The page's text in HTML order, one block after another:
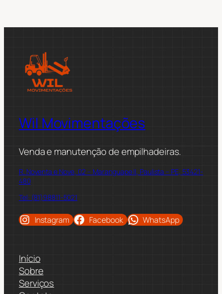
Wil Movimentações
Venda e manutenção de empilhadeiras.
R. Noventa e Nove, 02 – Maranguape II, Paulista – PE, 53421-
480
Tel: (81)98811-5021
Instagram Facebook WhatsApp
Início
Sobre
Serviços